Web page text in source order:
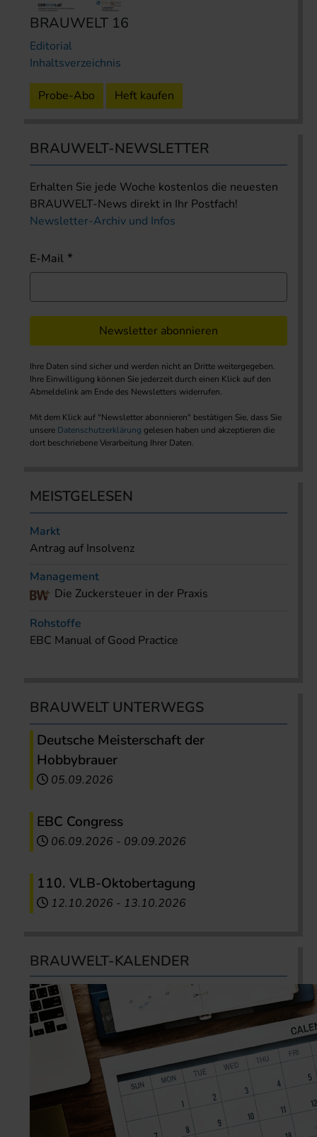
BRAUWELT 16
Editorial
Inhaltsverzeichnis
Probe-Abo Heft kaufen
BRAUWELT-NEWSLETTER
Erhalten Sie jede Woche kostenlos die neuesten
BRAUWELT-News direkt in Ihr Postfach!
Newsletter-Archiv und Infos
E-Mail
Newsletter abonnieren
Ihre Daten sind sicher und werden nicht an Dritte weitergegeben.
Ihre Einwilligung können Sie jederzeit durch einen Klick auf den
Abmeldelink am Ende des Newsletters widerrufen.
Mit dem Klick auf "Newsletter abonnieren" bestätigen Sie, dass Sie
unsere Datenschutzerklärung gelesen haben und akzeptieren die
dort beschriebene Verarbeitung Ihrer Daten.
MEISTGELESEN
Markt
Antrag auf Insolvenz
Management
Die Zuckersteuer in der Praxis
Rohstoffe
EBC Manual of Good Practice
BRAUWELT UNTERWEGS
Deutsche Meisterschaft der
Hobbybrauer
05.09.2026
EBC Congress
06.09.2026 - 09.09.2026
110. VLB-Oktobertagung
12.10.2026 - 13.10.2026
BRAUWELT-KALENDER